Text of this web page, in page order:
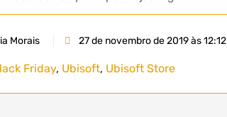
Morais 27 de novembro de 2019 às 12:12
Friday, Ubisoft, Ubisoft Store